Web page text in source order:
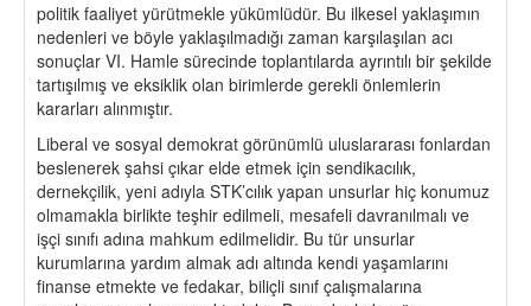
politik faaliyet yürütmekle yükümlüdür. Bu ilkesel yaklaşımın
nedenleri ve böyle yaklaşılmadığı zaman karşılaşılan acı
sonuçlar VI. Hamle sürecinde toplantılarda ayrıntılı bir şekilde
tartışılmış ve eksiklik olan birimlerde gerekli önlemlerin
kararları alınmıştır.
Liberal ve sosyal demokrat görünümlü uluslararası fonlardan
beslenerek şahsi çıkar elde etmek için sendikacılık,
dernekçilik, yeni adıyla STK’cılık yapan unsurlar hiç konumuz
olmamakla birlikte teşhir edilmeli, mesafeli davranılmalı ve
işçi sınıfı adına mahkum edilmelidir. Bu tür unsurlar
kurumlarına yardım almak adı altında kendi yaşamlarını
finanse etmekte ve fedakar, biliçli sınıf çalışmalarına